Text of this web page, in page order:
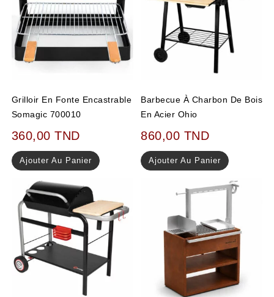
Grilloir En Fonte Encastrable
Somagic 700010
360,00TND
Ajouter Au Panier
Barbecue À Charbon De Bois
En Acier Ohio
860,00 TND
Ajouter Au Panier